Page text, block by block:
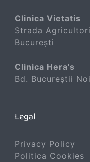
Clinica Vietatis
Strada
București
Clinica Hera's
Bd. Bucureștii
Legal
Privacy Policy
Politica Cookies